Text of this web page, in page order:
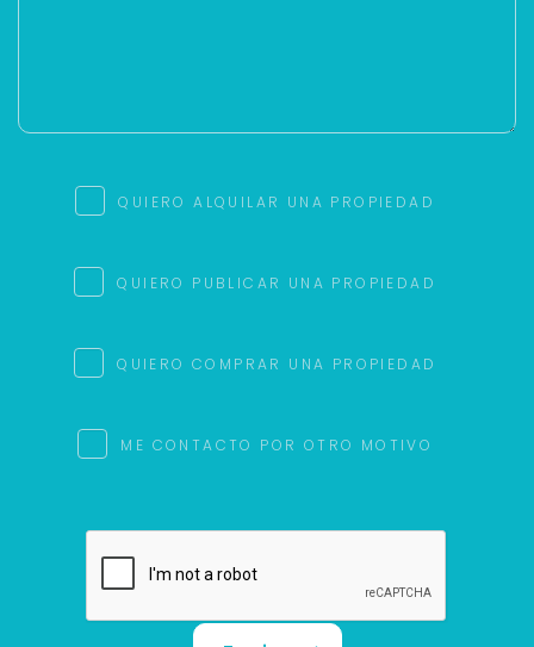
QUIERO ALQUILAR UNA PROPIEDAD
QUIERO PUBLICAR UNA PROPIEDAD
QUIERO COMPRAR UNA PROPIEDAD
ME CONTACTO POR OTRO MOTIVO